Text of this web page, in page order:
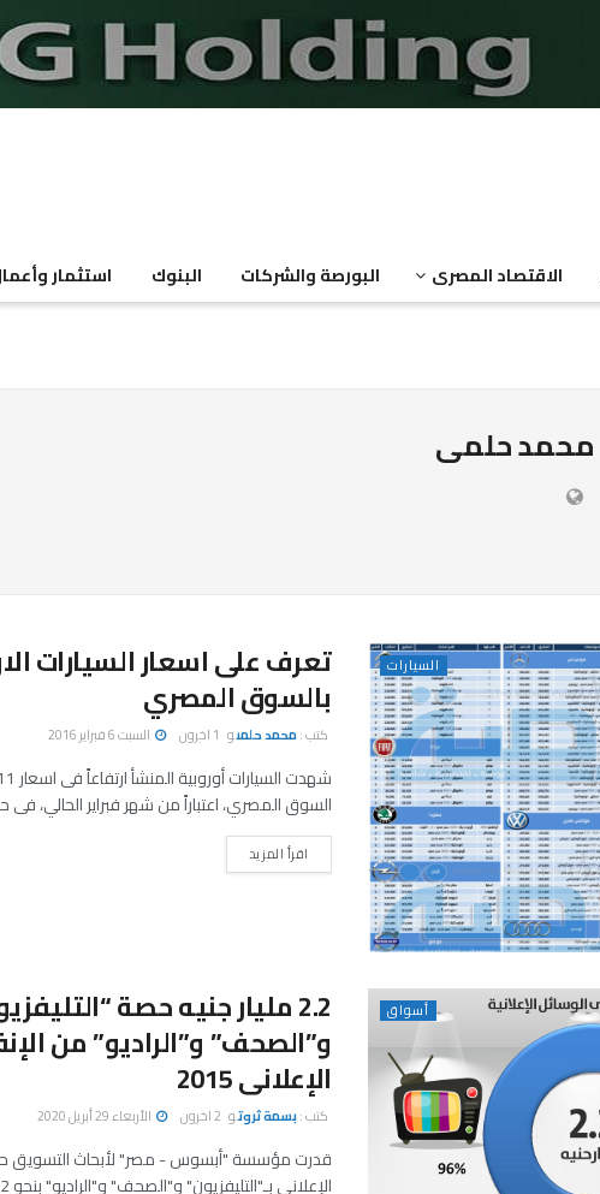
الاقتصاد المصرى البورصة والشركات البنوك استثمار
محمد حلمى
السيارات تعرف على اسعار السيارات
بالسوق المصري
كتب :محمد حلمىو 1 اخرون السبت 6 فبراير 2016
السوق المصري، اعتباراً من شهر فبراير الحالي، فى
اقرأ المزيد
أسواق 2.2 مليار جنيه حصة
و”الصحف” و”الراديو” من
الإعلانى 2015
كتب :بسمة ثروتو 2 اخرون الأربعاء 29 أبريل 2020
قدرت مؤسسة "أبسوس - مصر" لأبحاث التسويق